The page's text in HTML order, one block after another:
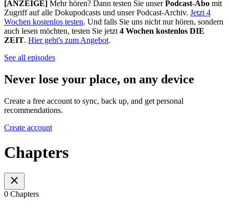
[ANZEIGE] Mehr hören? Dann testen Sie unserPodcast-Abo mit
Zugriff auf alle Dokupodcasts und unser Podcast-Archiv. Jetzt 4
Wochen kostenlos testen. Und falls Sie uns nicht nur hören, sondern
auch lesen möchten, testen Sie jetzt 4 Wochen kostenlos DIE
ZEIT. Hier geht's zum Angebot.
See all episodes
Never lose your place, on any device
Create a free account to sync, back up, and get personal
recommendations.
Create account
Chapters
0 Chapters